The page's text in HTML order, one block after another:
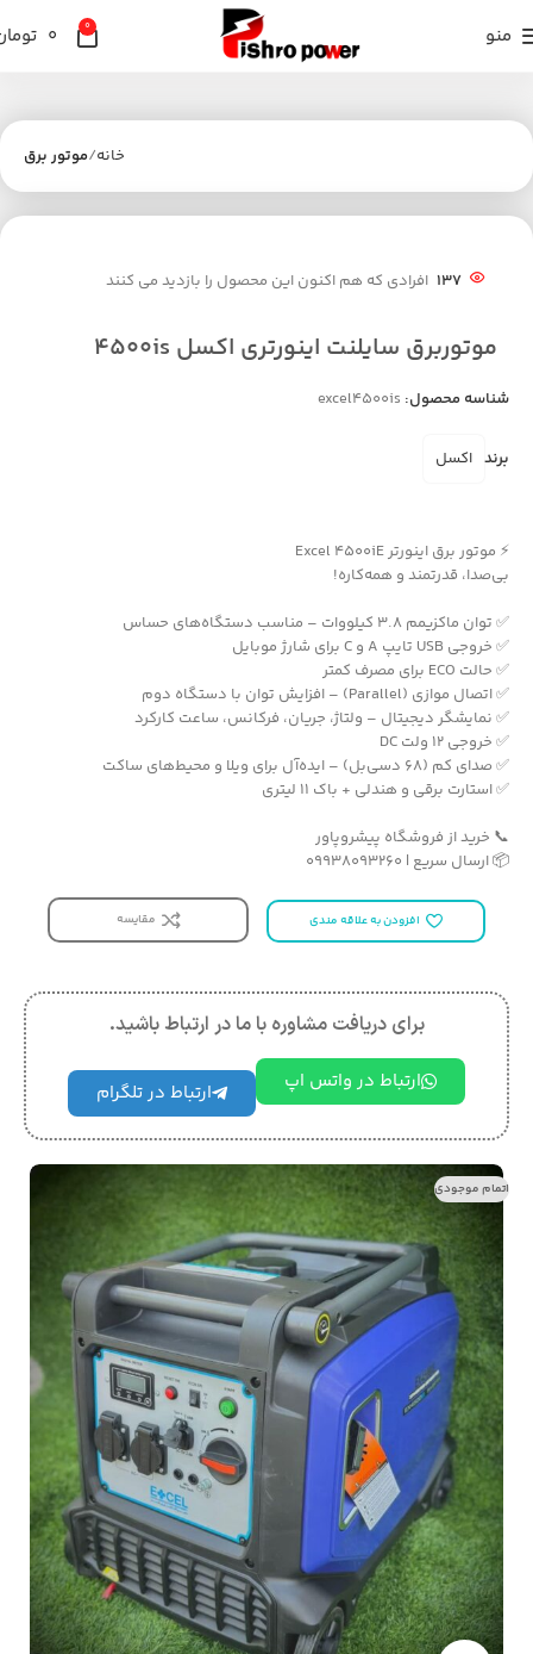
منو 0
0
خانه موتور برق
137 افرادی که هم اکنون این محصول را بازدید می کنند
موتوربرق سایلنت اینورتری اکسل 4500is
شناسه محصول: excel4500is
برند اکسل
⚡ موتور برق اینورتر Excel 4500iE
بی‌صدا، قدرتمند و همه‌کاره!
✅ توان ماکزیمم 3.8 کیلووات – مناسب دستگاه‌های حساس
✅ خروجی USB تایپ A و C برای شارژ موبایل
✅ حالت ECO برای مصرف کمتر
✅ اتصال موازی (Parallel) – افزایش توان با دستگاه دوم
✅ نمایشگر دیجیتال – ولتاژ، جریان، فرکانس، ساعت کارکرد
✅ خروجی 12 ولت DC
✅ صدای کم (68 دسی‌بل) – ایده‌آل برای ویلا و محیط‌های ساکت
✅ استارت برقی و هندلی + باک 11 لیتری
📞 خرید از فروشگاه پیشروپاور
📦 ارسال سریع | 09938093260
افزودن به علاقه مندی مقایسه
برای دریافت مشاوره با ما در ارتباط باشید.
ارتباط در واتس اپ ارتباط در تلگرام
اتمام موجودی